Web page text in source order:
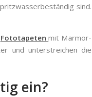
sind.
Fototapetenmit Marmor-
und unterstreichen die
ein?